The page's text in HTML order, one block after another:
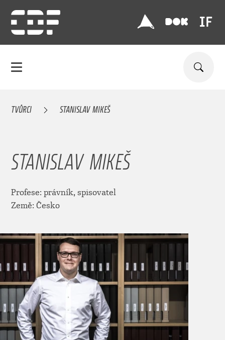
TVŮRCI STANISLAV MIKEŠ
STANISLAV MIKEŠ
Profese: právník, spisovatel
Země: Česko